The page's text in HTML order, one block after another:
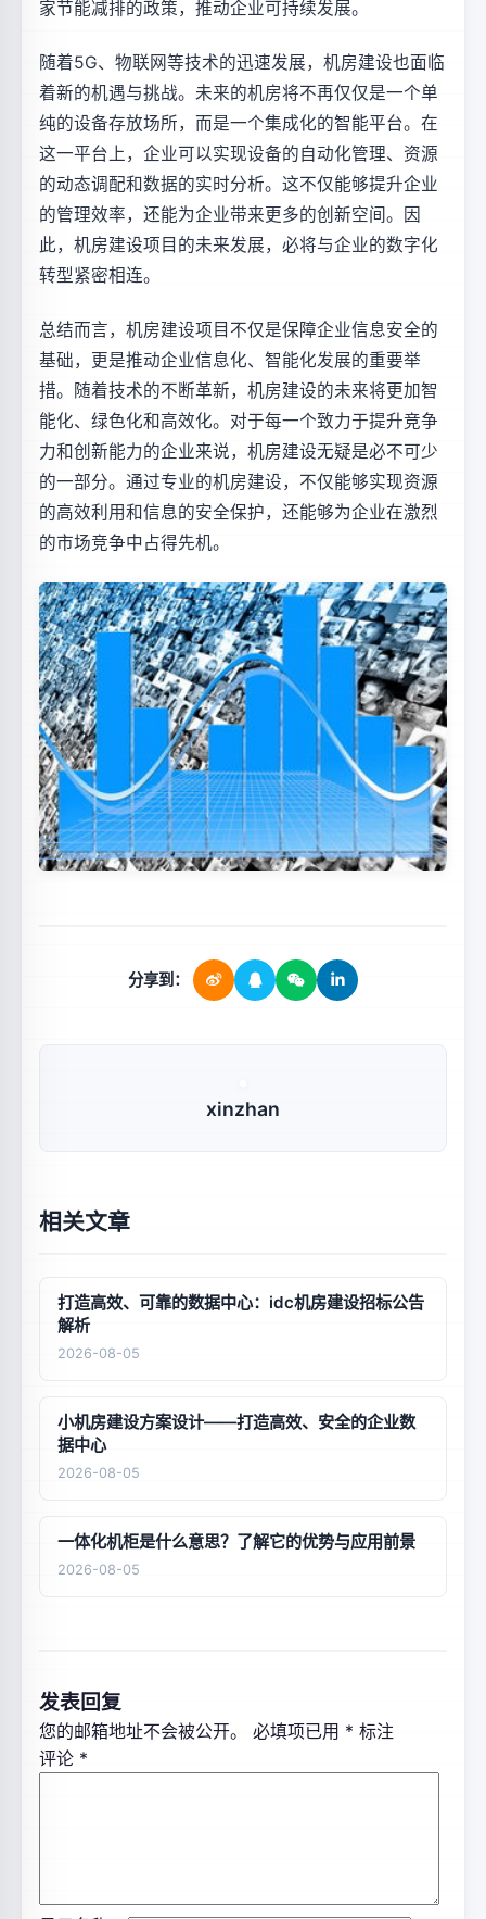
家节能减排的政策，推动企业可持续发展。
随着5G、物联网等技术的迅速发展，机房建设也面临
着新的机遇与挑战。未来的机房将不再仅仅是一个单
纯的设备存放场所，而是一个集成化的智能平台。在
这一平台上，企业可以实现设备的自动化管理、资源
的动态调配和数据的实时分析。这不仅能够提升企业
的管理效率，还能为企业带来更多的创新空间。因
此，机房建设项目的未来发展，必将与企业的数字化
转型紧密相连。
总结而言，机房建设项目不仅是保障企业信息安全的
基础，更是推动企业信息化、智能化发展的重要举
措。随着技术的不断革新，机房建设的未来将更加智
能化、绿色化和高效化。对于每一个致力于提升竞争
力和创新能力的企业来说，机房建设无疑是必不可少
的一部分。通过专业的机房建设，不仅能够实现资源
的高效利用和信息的安全保护，还能够为企业在激烈
的市场竞争中占得先机。
分享到：
xinzhan
相关文章
打造高效、可靠的数据中心：idc机房建设招标公告
解析
2026-08-05
小机房建设方案设计——打造高效、安全的企业数
据中心
2026-08-05
一体化机柜是什么意思？了解它的优势与应用前景
2026-08-05
发表回复
您的邮箱地址不会被公开。 必填项已用 * 标注
评论 *